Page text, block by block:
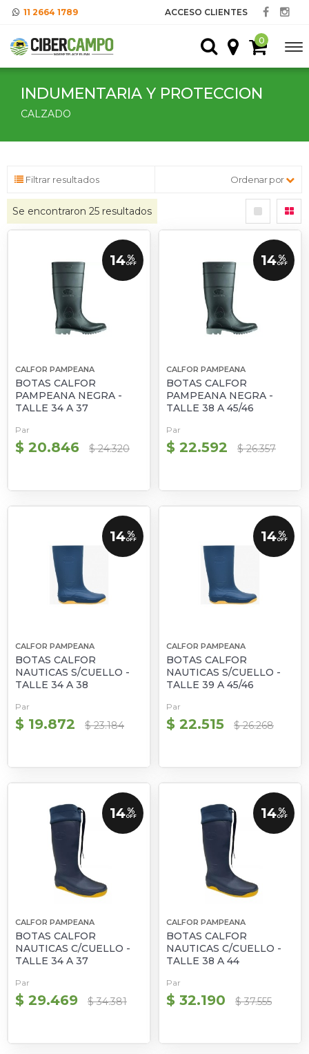
11 2664 1789 ACCESO CLIENTES
0
INDUMENTARIA Y PROTECCION
CALZADO
Filtrar resultados Ordenar por
Se encontraron 25 resultados
14 %
OFF
CALFOR PAMPEANA
BOTAS CALFOR
PAMPEANA NEGRA -
TALLE 34 A 37
Par
$ 20.846 $ 24.320
14 %
OFF
CALFOR PAMPEANA
BOTAS CALFOR
PAMPEANA NEGRA -
TALLE 38 A 45/46
Par
$ 22.592 $ 26.357
14 %
OFF
CALFOR PAMPEANA
BOTAS CALFOR
NAUTICAS S/CUELLO -
TALLE 34 A 38
Par
$ 19.872 $ 23.184
14 %
OFF
CALFOR PAMPEANA
BOTAS CALFOR
NAUTICAS S/CUELLO -
TALLE 39 A 45/46
Par
$ 22.515 $ 26.268
14 %
OFF
CALFOR PAMPEANA
BOTAS CALFOR
NAUTICAS C/CUELLO -
TALLE 34 A 37
Par
$ 29.469 $ 34.381
14 %
OFF
CALFOR PAMPEANA
BOTAS CALFOR
NAUTICAS C/CUELLO -
TALLE 38 A 44
Par
$ 32.190 $ 37.555